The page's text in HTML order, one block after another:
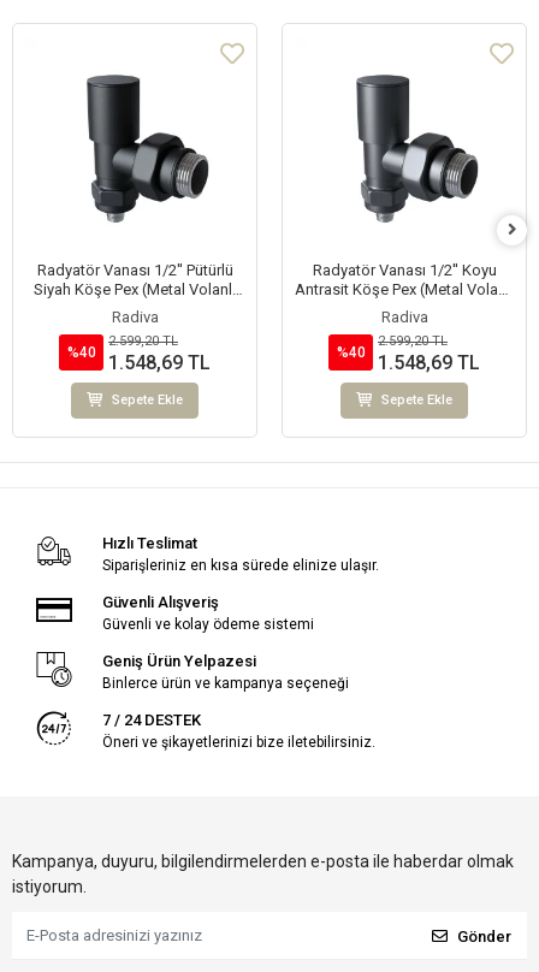
Radyatör Vanası 1/2'' Pütürlü
Siyah Köşe Pex (Metal Volanlı
16*2mm Boru Bağl. Rakorlu)
Radiva
%40
2.599,20 TL
1.548,69 TL
Sepete Ekle
Radyatör Vanası 1/2'' Koyu
Antrasit Köşe Pex (Metal Volanlı
16*2mm Boru Bağl. Rakorlu)
Radiva
%40
2.599,20 TL
1.548,69 TL
Sepete Ekle
Hızlı Teslimat
Siparişleriniz en kısa sürede elinize ulaşır.
Güvenli Alışveriş
Güvenli ve kolay ödeme sistemi
Geniş Ürün Yelpazesi
Binlerce ürün ve kampanya seçeneği
7 / 24 DESTEK
Öneri ve şikayetlerinizi bize iletebilirsiniz.
Kampanya, duyuru, bilgilendirmelerden e-posta ile haberdar olmak
istiyorum.
Gönder